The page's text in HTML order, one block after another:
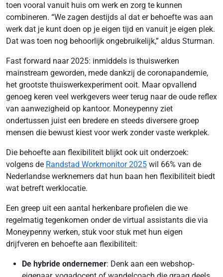
toen vooral vanuit huis om werk en zorg te kunnen
combineren. “We zagen destijds al dat er behoefte was aan
werk dat je kunt doen op je eigen tijd en vanuit je eigen plek.
Dat was toen nog behoorlijk ongebruikelijk,” aldus Sturman.
Fast forward naar 2025: inmiddels is thuiswerken
mainstream geworden, mede dankzij de coronapandemie,
het grootste thuiswerkexperiment ooit. Maar opvallend
genoeg keren veel werkgevers weer terug naar de oude reflex
van aanwezigheid op kantoor. Moneypenny ziet
ondertussen juist een bredere en steeds diversere groep
mensen die bewust kiest voor werk zonder vaste werkplek.
Die behoefte aan flexibiliteit blijkt ook uit onderzoek:
volgens de Randstad Workmonitor 2025 wil 66% van de
Nederlandse werknemers dat hun baan hen flexibiliteit biedt
wat betreft werklocatie.
Een greep uit een aantal herkenbare profielen die we
regelmatig tegenkomen onder de virtual assistants die via
Moneypenny werken, stuk voor stuk met hun eigen
drijfveren en behoefte aan flexibiliteit:
De hybride ondernemer: Denk aan een webshop-